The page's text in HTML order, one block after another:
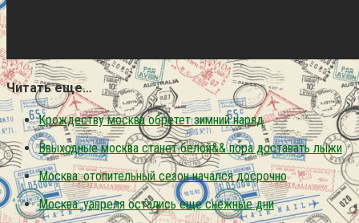
Читать еще…
Крождеству москва обретет зимний наряд
Ввыходные москва станет белой&& пора доставать лыжи
Москва: отопительный сезон начался досрочно
Москва: уапреля остались еще снежные дни